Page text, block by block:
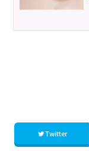
Twitter